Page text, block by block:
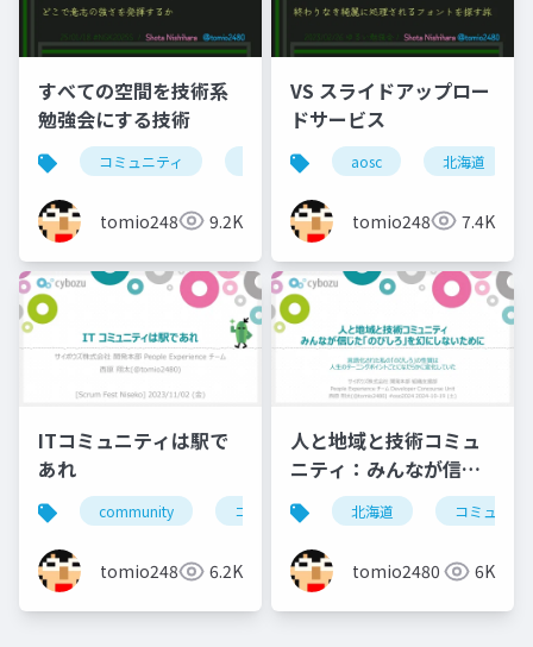
すべての空間を技術系
勉強会にする技術
コミュニティ 北海道 東京
tomio2480 9.2K
VS スライドアップロー
ドサービス
aosc 北海道
tomio2480 7.4K
ITコミュニティは駅で
あれ
community コミュニティ 勉強会 北海道
tomio2480 6.2K
人と地域と技術コミュ
ニティ：みんなが信じ
た「のびしろ」を幻に
しないために
北海道 コミュニテ
tomio2480 6K